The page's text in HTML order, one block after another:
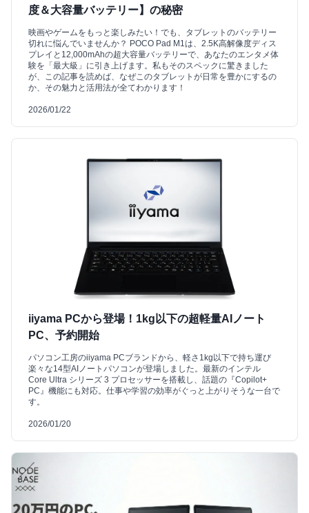
度＆大容量バッテリー】の秘密
映画やゲームをもっと楽しみたい！でも、タブレットのバッテリー
切れに悩んでいませんか？ POCO Pad M1は、2.5K高解像度ディス
プレイと12,000mAhの超大容量バッテリーで、あなたのエンタメ体
験を「最大級」に引き上げます。私もそのスペックに驚きました
が、この記事を読めば、なぜこのタブレットが日常を豊かにするの
か、その魅力と活用法が全てわかります！
2026/01/22
iiyama PCから登場！1kg以下の超軽量AIノート
PC、予約開始
パソコン工房のiiyama PCブランドから、軽さ1kg以下で持ち運び
楽々な14型AIノートパソコンが登場しました。最新のインテル
Core Ultra シリーズ 3 プロセッサーを搭載し、話題の『Copilot+
PC』機能にも対応。仕事や学習の効率がぐっと上がりそうな一台で
す。
2026/01/20